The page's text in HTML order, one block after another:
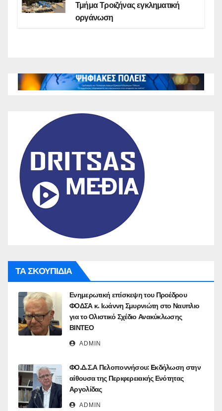
Τμήμα Τροιζήνας εγκληματική
οργάνωση
ΤΑ ΣΚΟΥΠΙΔΙΑ
Ενημερωτική επίσκεψη του Προέδρου
ΦΟΔΣΑ κ. Ιωάννη Σμυρνιώτη στο Ναυπλιο
για το Ολιστικό Σχέδιο Ανακύκλωσης
ΒΙΝΤΕΟ
ADMIN
ΦΟ.Δ.Σ.Α Πελοποννήσου: Eκδήλωση στην
αίθουσα της Περιφερειακής Ενότητας
Αργολίδας
ADMIN